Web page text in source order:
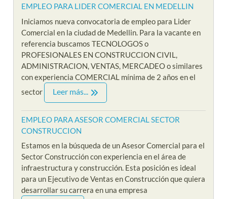
EMPLEO PARA LIDER COMERCIAL EN MEDELLIN
Iniciamos nueva convocatoria de empleo para Lider
Comercial en la ciudad de Medellin. Para la vacante en
referencia buscamos TECNOLOGOS o
PROFESIONALES EN CONSTRUCCION CIVIL,
ADMINISTRACION, VENTAS, MERCADEO o similares
con experiencia COMERCIAL mínima de 2 años en el
sector
Leer más...
EMPLEO PARA ASESOR COMERCIAL SECTOR
CONSTRUCCION
Estamos en la búsqueda de un Asesor Comercial para el
Sector Construcción con experiencia en el área de
infraestructura y construcción. Esta posición es ideal
para un Ejecutivo de Ventas en Construcción que quiera
desarrollar su carrera en una empresa